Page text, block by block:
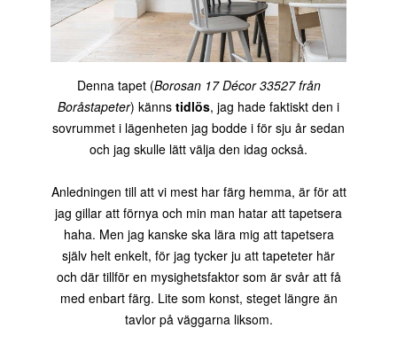
Denna tapet (Borosan 17 Décor 33527 från
Boråstapeter) känns tidlös, jag hade faktiskt den i
sovrummet i lägenheten jag bodde i för sju år sedan
och jag skulle lätt välja den idag också.
Anledningen till att vi mest har färg hemma, är för att
jag gillar att förnya och min man hatar att tapetsera
haha. Men jag kanske ska lära mig att tapetsera
själv helt enkelt, för jag tycker ju att tapeteter här
och där tillför en mysighetsfaktor som är svår att få
med enbart färg. Lite som konst, steget längre än
tavlor på väggarna liksom.